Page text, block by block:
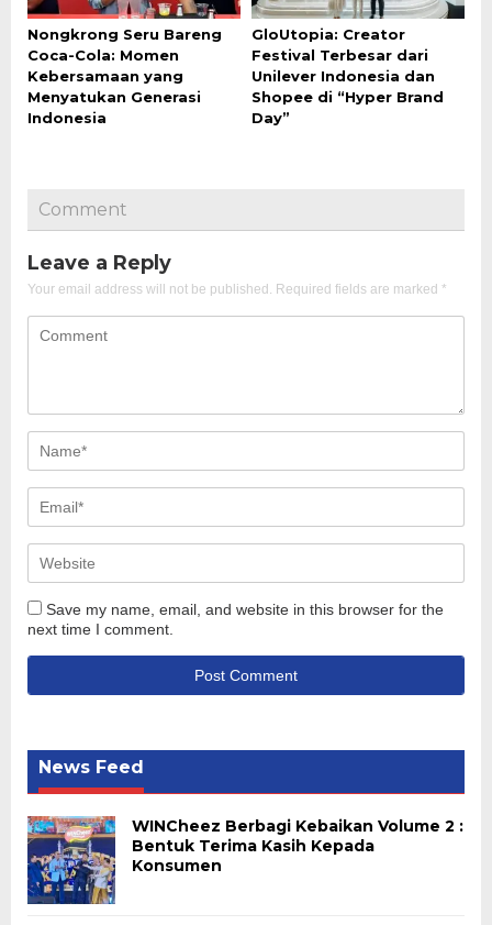
Nongkrong Seru Bareng
Coca-Cola: Momen
Kebersamaan yang
Menyatukan Generasi
Indonesia
GloUtopia: Creator
Festival Terbesar dari
Unilever Indonesia dan
Shopee di “Hyper Brand
Day”
Comment
Leave a Reply
Your email address will not be published. Required fields are marked *
Save my name, email, and website in this browser for the
next time I comment.
News Feed
WINCheez Berbagi Kebaikan Volume 2 :
Bentuk Terima Kasih Kepada
Konsumen